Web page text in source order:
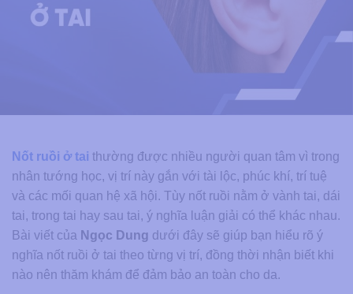
Nốt ruồi ở tai thường được nhiều người quan tâm vì trong
nhân tướng học, vị trí này gắn với tài lộc, phúc khí, trí tuệ
và các mối quan hệ xã hội. Tùy nốt ruồi nằm ở vành tai, dái
tai, trong tai hay sau tai, ý nghĩa luận giải có thể khác nhau.
Bài viết của Ngọc Dung dưới đây sẽ giúp bạn hiểu rõ ý
nghĩa nốt ruồi ở tai theo từng vị trí, đồng thời nhận biết khi
nào nên thăm khám để đảm bảo an toàn cho da.